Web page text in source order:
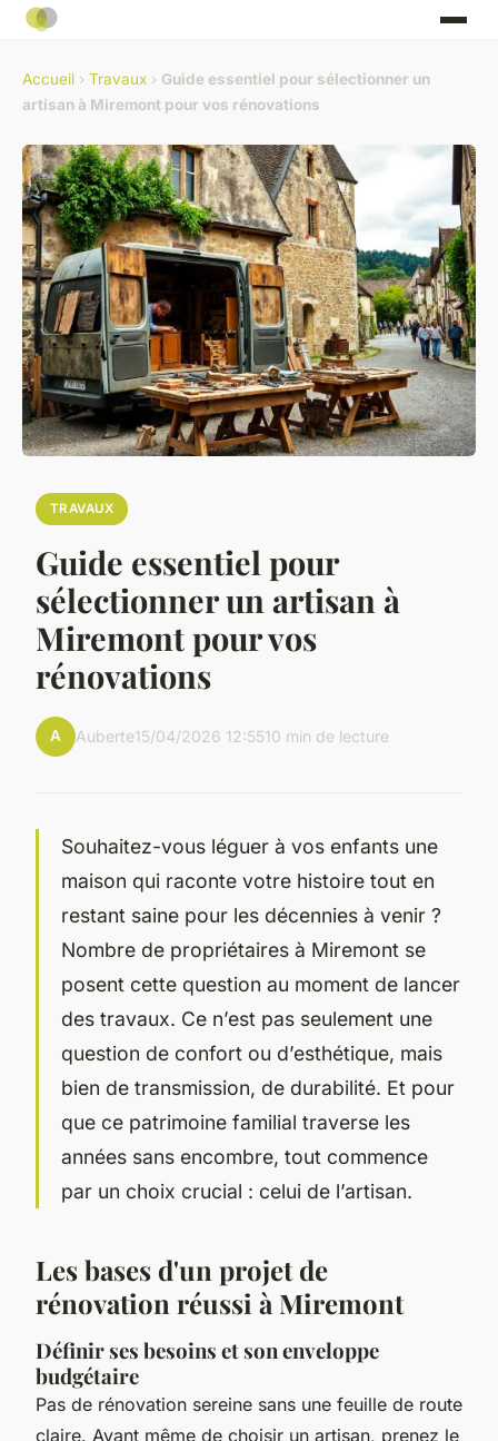
Accueil › Travaux › Guide essentiel pour sélectionner un
artisan à Miremont pour vos rénovations
TRAVAUX
Guide essentiel pour
sélectionner un artisan à
Miremont pour vos
rénovations
A Auberte15/04/2026 12:5510 min de lecture
Souhaitez-vous léguer à vos enfants une
maison qui raconte votre histoire tout en
restant saine pour les décennies à venir ?
Nombre de propriétaires à Miremont se
posent cette question au moment de lancer
des travaux. Ce n’est pas seulement une
question de confort ou d’esthétique, mais
bien de transmission, de durabilité. Et pour
que ce patrimoine familial traverse les
années sans encombre, tout commence
par un choix crucial : celui de l’artisan.
Les bases d'un projet de
rénovation réussi à Miremont
Définir ses besoins et son enveloppe
budgétaire
Pas de rénovation sereine sans une feuille de route
claire. Avant même de choisir un artisan, prenez le